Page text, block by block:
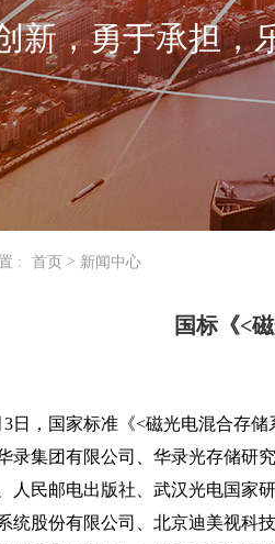
新，勇于承担，
: 首页 > 新闻中心
国标《<
3日，国家标准《<磁光电混合存
录集团有限公司、华录光存储研
人民邮电出版社、武汉光电国家
统股份有限公司、北京迪美视科